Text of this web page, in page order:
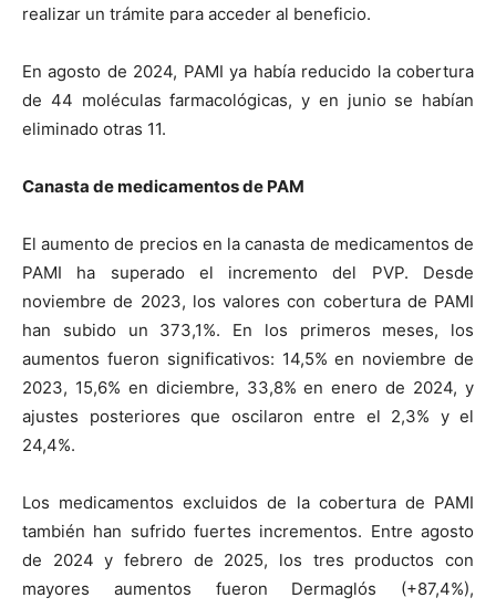
realizar un trámite para acceder al beneficio.
En agosto de 2024, PAMI ya había reducido la cobertura
de 44 moléculas farmacológicas, y en junio se habían
eliminado otras 11.
Canasta de medicamentos de PAM
El aumento de precios en la canasta de medicamentos de
PAMI ha superado el incremento del PVP. Desde
noviembre de 2023, los valores con cobertura de PAMI
han subido un 373,1%. En los primeros meses, los
aumentos fueron significativos: 14,5% en noviembre de
2023, 15,6% en diciembre, 33,8% en enero de 2024, y
ajustes posteriores que oscilaron entre el 2,3% y el
24,4%.
Los medicamentos excluidos de la cobertura de PAMI
también han sufrido fuertes incrementos. Entre agosto
de 2024 y febrero de 2025, los tres productos con
mayores aumentos fueron Dermaglós (+87,4%),